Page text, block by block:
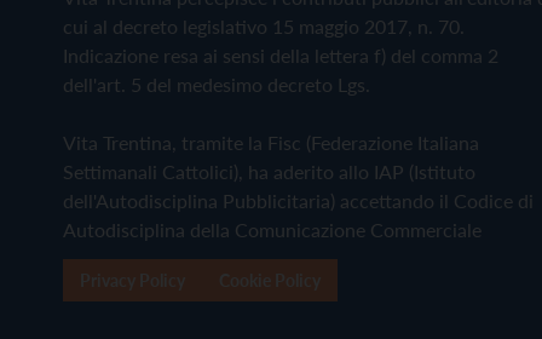
cui al decreto legislativo 15 maggio 2017, n. 70.
Indicazione resa ai sensi della lettera f) del comma 2
dell'art. 5 del medesimo decreto Lgs.
Vita Trentina, tramite la Fisc (Federazione Italiana
Settimanali Cattolici), ha aderito allo IAP (Istituto
dell'Autodisciplina Pubblicitaria) accettando il Codice di
Autodisciplina della Comunicazione Commerciale